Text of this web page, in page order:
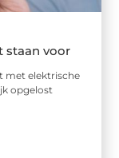
staan voor
met elektrische
opgelost